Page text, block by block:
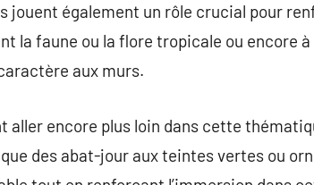
jouent également un rôle crucial pour
la faune ou la flore tropicale ou encore
aux murs.
aller encore plus loin dans cette
des abat-jour aux teintes vertes ou